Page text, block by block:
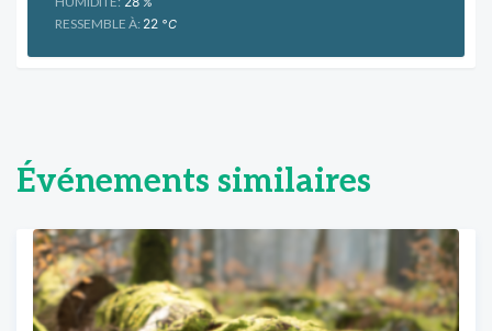
RESSEMBLE À: 22 °C
Événements similaires